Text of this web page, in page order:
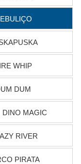
WHIP
DUM
DINO MAGIC
RIVER
PIRATA